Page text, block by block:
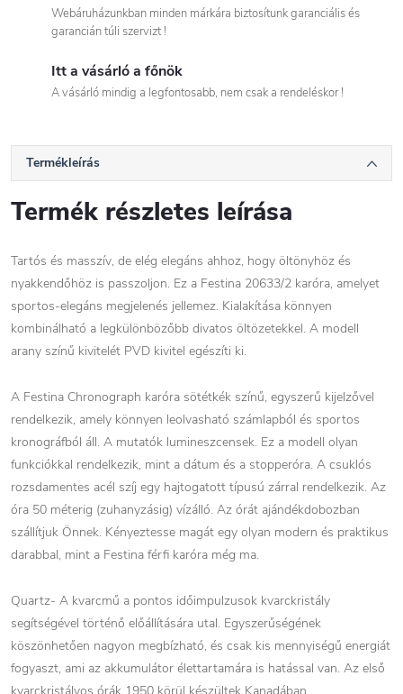
Webáruházunkban minden márkára biztosítunk garanciális és
garancián túli szervizt !
Itt a vásárló a főnök
A vásárló mindig a legfontosabb, nem csak a rendeléskor !
Termékleírás
Termék részletes leírása
Tartós és masszív, de elég elegáns ahhoz, hogy öltönyhöz és
nyakkendőhöz is passzoljon. Ez a Festina 20633/2 karóra, amelyet
sportos-elegáns megjelenés jellemez. Kialakítása könnyen
kombinálható a legkülönbözőbb divatos öltözetekkel. A modell
arany színű kivitelét PVD kivitel egészíti ki.
A Festina Chronograph karóra sötétkék színű, egyszerű kijelzővel
rendelkezik, amely könnyen leolvasható számlapból és sportos
kronográfból áll. A mutatók lumineszcensek. Ez a modell olyan
funkciókkal rendelkezik, mint a dátum és a stopperóra. A csuklós
rozsdamentes acél szíj egy hajtogatott típusú zárral rendelkezik. Az
óra 50 méterig (zuhanyzásig) vízálló. Az órát ajándékdobozban
szállítjuk Önnek. Kényeztesse magát egy olyan modern és praktikus
darabbal, mint a Festina férfi karóra még ma.
Quartz- A kvarcmű a pontos időimpulzusok kvarckristály
segítségével történő előállítására utal. Egyszerűségének
köszönhetően nagyon megbízható, és csak kis mennyiségű energiát
fogyaszt, ami az akkumulátor élettartamára is hatással van. Az első